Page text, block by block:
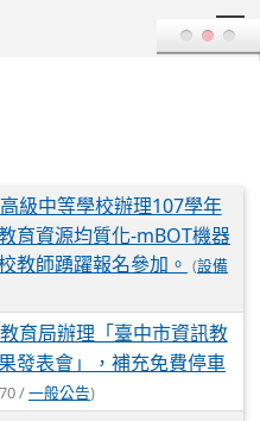
級中等學校辦理107學年
育資源均質化-mBOT機器
教師踴躍報名參加。 (設備
育局辦理「臺中市資訊教
發表會」，補充免費停車
/一般公告)